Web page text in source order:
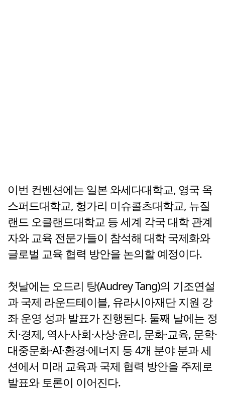
이번 컨벤션에는 일본 와세다대학교, 영국 옥
스퍼드대학교, 헝가리 미슈콜츠대학교, 뉴질
랜드 오클랜드대학교 등 세계 각국 대학 관계
자와 교육 전문가들이 참석해 대학 국제화와
글로벌 교육 협력 방안을 논의할 예정이다.
첫날에는 오드리 탕(Audrey Tang)의 기조연설
과 국제 라운드테이블, 유라시아재단 지원 강
좌 운영 성과 발표가 진행된다. 둘째 날에는 정
치·경제, 역사·사회·사상·윤리, 문화·교육, 문학·
대중문화·AI·환경·에너지 등 4개 분야 분과 세
션에서 미래 교육과 국제 협력 방안을 주제로
발표와 토론이 이어진다.